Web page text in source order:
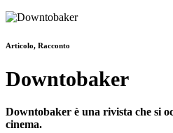
Articolo, Racconto
Downtobaker
Downtobaker è una rivista che si
cinema.